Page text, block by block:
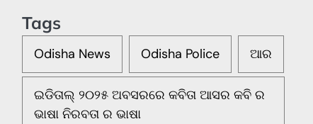
Tags
Odisha News Odisha Police ଆର
ଇଡିତାଲ୍ ୨୦୨୫ ଅବସରରେ କବିତା ଆସର କବି ର
ଭାଷା ନିରବତା ର ଭାଷା